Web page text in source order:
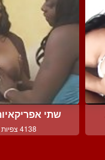
שתי
4138 צפיות